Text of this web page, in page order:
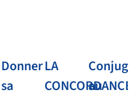
Donner
sa
LA
CONCORDANCE
au